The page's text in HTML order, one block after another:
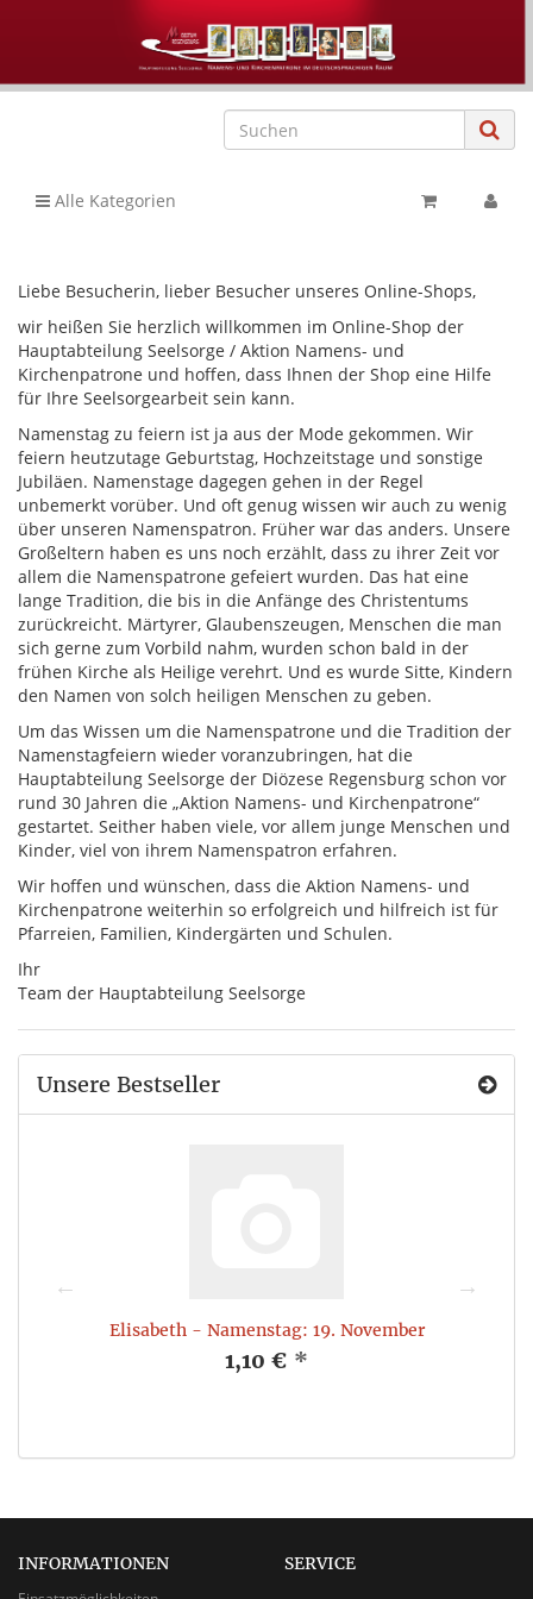
Alle Kategorien
Liebe Besucherin, lieber Besucher unseres Online-Shops,
wir heißen Sie herzlich willkommen im Online-Shop der
Hauptabteilung Seelsorge / Aktion Namens- und
Kirchenpatrone und hoffen, dass Ihnen der Shop eine Hilfe
für Ihre Seelsorgearbeit sein kann.
Namenstag zu feiern ist ja aus der Mode gekommen. Wir
feiern heutzutage Geburtstag, Hochzeitstage und sonstige
Jubiläen. Namenstage dagegen gehen in der Regel
unbemerkt vorüber. Und oft genug wissen wir auch zu wenig
über unseren Namenspatron. Früher war das anders. Unsere
Großeltern haben es uns noch erzählt, dass zu ihrer Zeit vor
allem die Namenspatrone gefeiert wurden. Das hat eine
lange Tradition, die bis in die Anfänge des Christentums
zurückreicht. Märtyrer, Glaubenszeugen, Menschen die man
sich gerne zum Vorbild nahm, wurden schon bald in der
frühen Kirche als Heilige verehrt. Und es wurde Sitte, Kindern
den Namen von solch heiligen Menschen zu geben.
Um das Wissen um die Namenspatrone und die Tradition der
Namenstagfeiern wieder voranzubringen, hat die
Hauptabteilung Seelsorge der Diözese Regensburg schon vor
rund 30 Jahren die „Aktion Namens- und Kirchenpatrone“
gestartet. Seither haben viele, vor allem junge Menschen und
Kinder, viel von ihrem Namenspatron erfahren.
Wir hoffen und wünschen, dass die Aktion Namens- und
Kirchenpatrone weiterhin so erfolgreich und hilfreich ist für
Pfarreien, Familien, Kindergärten und Schulen.
Ihr
Team der Hauptabteilung Seelsorge
Unsere Bestseller
Elisabeth - Namenstag: 19. November
1,10 € *
INFORMATIONEN SERVICE